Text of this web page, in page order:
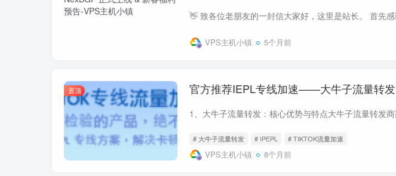
VPS主机小镇 5个月前
置顶 官方推荐IEPL专线加速——大牛子流量转发
# 大牛子流量转发 # IPEPL # TIKTOK流量加速
VPS主机小镇 8个月前